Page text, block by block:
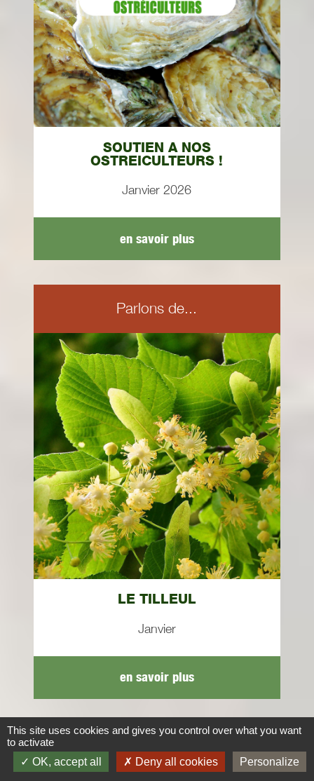
SOUTIEN A NOS
OSTREICULTEURS !
Janvier 2026
en savoir plus
Parlons de...
LE TILLEUL
Janvier
en savoir plus
Parlons de...
This site uses cookies and gives you control over what you want
to activate
OK, accept all
Deny all cookies Personalize